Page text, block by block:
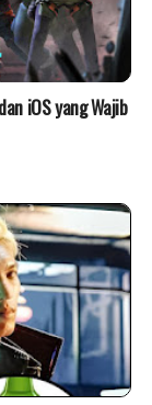
iOS yang Wajib